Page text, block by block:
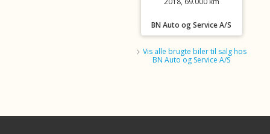
BN Auto og Service A/S
Vis alle brugte biler til salg hos
BN Auto og Service A/S